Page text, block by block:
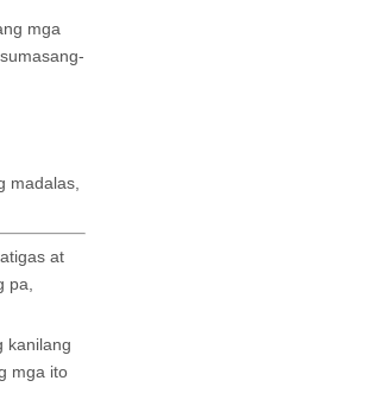
mga
madalas,
at
pa,
kanilang
mga ito